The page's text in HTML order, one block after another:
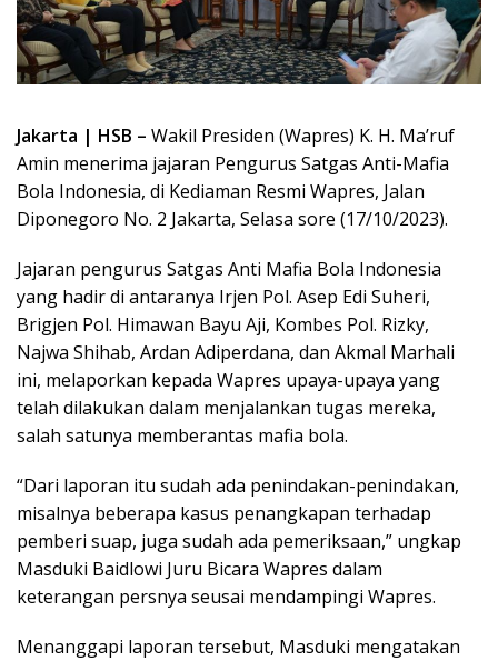
Jakarta | HSB – Wakil Presiden (Wapres) K. H. Ma’ruf
Amin menerima jajaran Pengurus Satgas Anti-Mafia
Bola Indonesia, di Kediaman Resmi Wapres, Jalan
Diponegoro No. 2 Jakarta, Selasa sore (17/10/2023).
Jajaran pengurus Satgas Anti Mafia Bola Indonesia
yang hadir di antaranya Irjen Pol. Asep Edi Suheri,
Brigjen Pol. Himawan Bayu Aji, Kombes Pol. Rizky,
Najwa Shihab, Ardan Adiperdana, dan Akmal Marhali
ini, melaporkan kepada Wapres upaya-upaya yang
telah dilakukan dalam menjalankan tugas mereka,
salah satunya memberantas mafia bola.
“Dari laporan itu sudah ada penindakan-penindakan,
misalnya beberapa kasus penangkapan terhadap
pemberi suap, juga sudah ada pemeriksaan,” ungkap
Masduki Baidlowi Juru Bicara Wapres dalam
keterangan persnya seusai mendampingi Wapres.
Menanggapi laporan tersebut, Masduki mengatakan